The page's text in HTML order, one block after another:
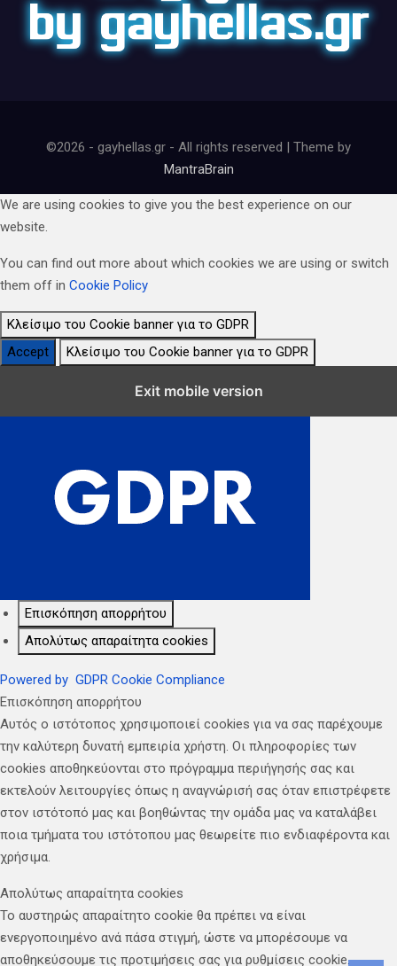
©2026 - gayhellas.gr - All rights reserved | Theme by
MantraBrain
We are using cookies to give you the best experience on our
website.
You can find out more about which cookies we are using or switch
them off in Cookie Policy
Κλείσιμο του Cookie banner για το GDPR
Accept
Κλείσιμο του Cookie banner για το GDPR
Exit mobile version
Επισκόπηση απορρήτου
Απολύτως απαραίτητα cookies
Powered by GDPR Cookie Compliance
Επισκόπηση απορρήτου
Αυτός ο ιστότοπος χρησιμοποιεί cookies για να σας παρέχουμε
την καλύτερη δυνατή εμπειρία χρήστη. Οι πληροφορίες των
cookies αποθηκεύονται στο πρόγραμμα περιήγησής σας και
εκτελούν λειτουργίες όπως η αναγνώρισή σας όταν επιστρέφετε
στον ιστότοπό μας και βοηθώντας την ομάδα μας να καταλάβει
ποια τμήματα του ιστότοπου μας θεωρείτε πιο ενδιαφέροντα και
χρήσιμα.
Απολύτως απαραίτητα cookies
Το αυστηρώς απαραίτητο cookie θα πρέπει να είναι
ενεργοποιημένο ανά πάσα στιγμή, ώστε να μπορέσουμε να
αποθηκεύσουμε τις προτιμήσεις σας για ρυθμίσεις cookie.